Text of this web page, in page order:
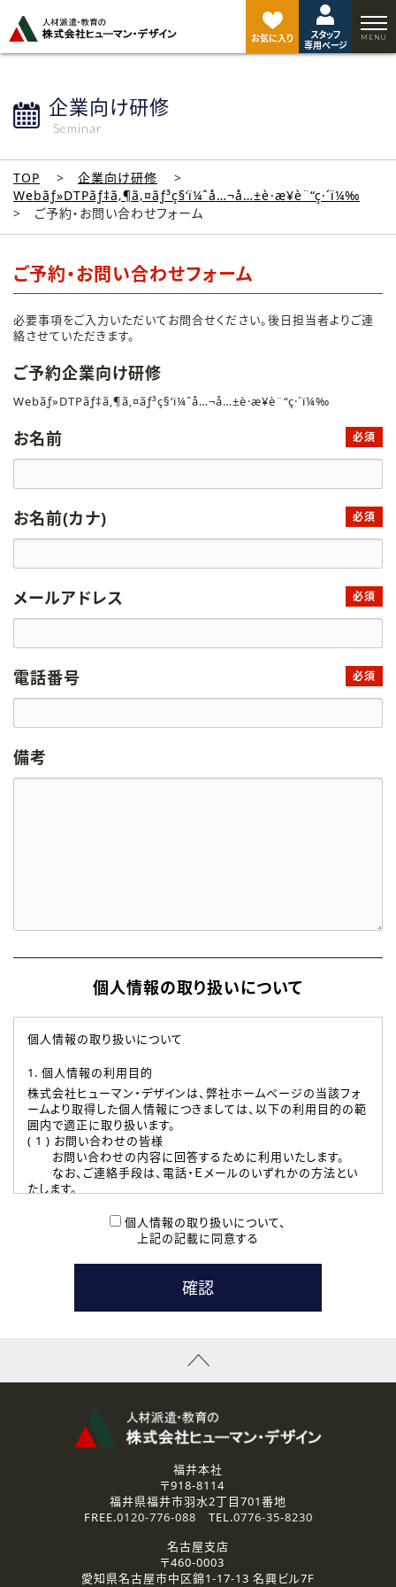
お気に入り
スタッフ
専用ページ
企業向け研修
Seminar
TOP
企業向け研修
Webãƒ»DTPãƒ‡ã‚¶ã‚¤ãƒ³ç§‘ï¼ˆå…¬å…±è·æ¥­è¨“ç·´ï¼‰
ご予約・お問い合わせフォーム
ご予約・お問い合わせフォーム
必要事項をご入力いただいてお問合せください。後日担当者よりご連
絡させていただきます。
ご予約企業向け研修
Webãƒ»DTPãƒ‡ã‚¶ã‚¤ãƒ³ç§‘ï¼ˆå…¬å…±è·æ¥­è¨“ç·´ï¼‰
お名前 必須
お名前(カナ) 必須
メールアドレス 必須
電話番号 必須
備考
個人情報の取り扱いについて
個人情報の取り扱いについて
1. 個人情報の利用目的
株式会社ヒューマン・デザインは、弊社ホームページの当該フォ
ームより取得した個人情報につきましては、以下の利用目的の範
囲内で適正に取り扱います。
( 1 ) お問い合わせの皆様
お問い合わせの内容に回答するために利用いたします。
なお、ご連絡手段は、電話・Ｅメールのいずれかの方法とい
たします。
本登録に関するご連絡および本登録時の参考情報として利
たします。
( 3 ) スタッフ派遣を検討されている企業の皆様
お問い合わせの内容に回答するために利用いたします。
なお、ご連絡手段は、電話・Ｅメールのいずれかの方法とい
資料送付、受講相談に関するご連絡のために利用いたしま
その他、お問い合わせの内容に回答するために利用いたし
なお、ご連絡手段は、電話・Ｅメールのいずれかの方法とい
2.個人情報の第三者提供
ご提供いただいた個人情報は、法令等の規定に従う場合を除き、
3.個人情報の取り扱いの委託
弊社の定める個人情報保護の評価基準を満たした委託先に、個
個人情報の取り扱いについて、
上記の記載に同意する
ジ
ト
福井本社
〒918-8114
福井県福井市羽水2丁目701番地
FREE.0120-776-088 TEL.0776-35-8230
名古屋支店
〒460-0003
愛知県名古屋市中区錦1-17-13 名興ビル7F